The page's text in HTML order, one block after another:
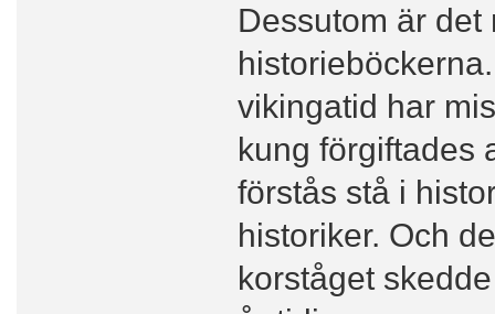
Dessutom är det
vikingatid har
kung förgiftades
förstås stå i
historiker. Och
korståget